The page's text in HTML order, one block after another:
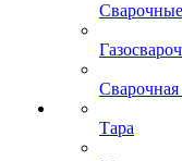
Сварочная
Тара